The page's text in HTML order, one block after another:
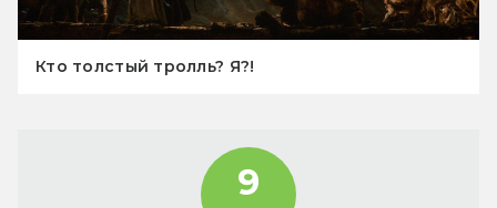
Кто толстый тролль? Я?!
9